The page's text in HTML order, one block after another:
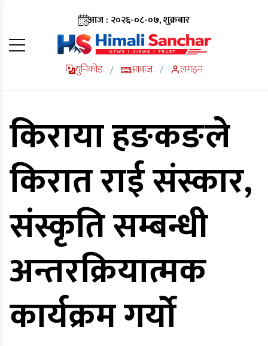
आज : २०२६-०८-०७, शुक्रबार
युनिकोड / आवाज / लगइन
किराया हङकङले
किरात राई संस्कार,
संस्कृति सम्बन्धी
अन्तरक्रियात्मक
कार्यक्रम गर्यो